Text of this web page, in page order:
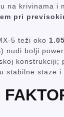
na krivinama i
pri
5 teži oko
nudi bolji
stabilne staze i